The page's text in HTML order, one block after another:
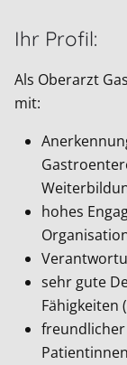
Ihr Profil:
Als Oberarzt
mit:
hohes
sehr gute
Fähigkeiten